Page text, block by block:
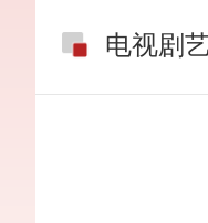
电视剧